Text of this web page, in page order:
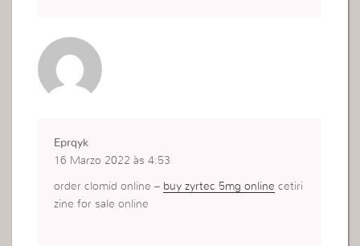
Eprqyk
16 Marzo 2022 às 4:53
order clomid online – buy zyrtec 5mg online cetiri
zine for sale online